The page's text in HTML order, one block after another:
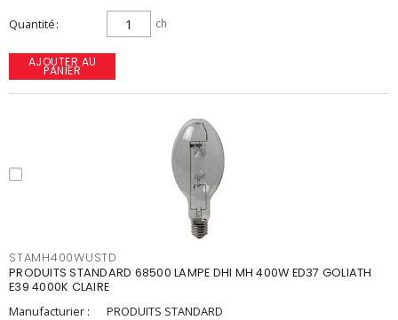
Quantité ch
AJOUTER AU
PANIER
STAMH400WUSTD
PRODUITS STANDARD 68500 LAMPE DHI MH 400W ED37 GOLIATH
E39 4000K CLAIRE
Manufacturier :
PRODUITS STANDARD